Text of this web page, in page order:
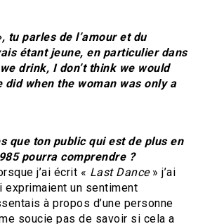
tu parles de l’amour et du
étant jeune, en particulier dans
drink, I don’t think we would
when the woman was only a
que ton public qui est de plus en
pourra comprendre ?
j’ai écrit « Last Dance» j’ai
un sentiment
à propos d’une personne
soucie pas de savoir si cela a